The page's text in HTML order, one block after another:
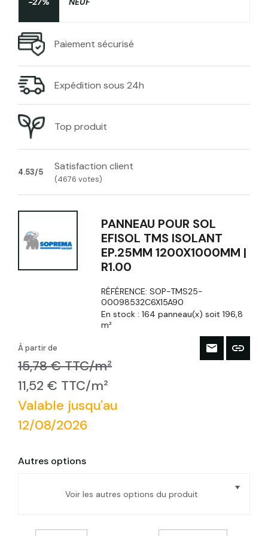
Paiement sécurisé
Expédition sous 24h
Top produit
4.53/5 Satisfaction client
(4676 votes)
PANNEAU POUR SOL
EFISOL TMS ISOLANT
EP.25MM 1200X1000MM |
R1.00
RÉFÉRENCE:SOP-TMS25-
00098532C6X15A90
En stock :164 panneau(x) soit 196,8
m²
À partir de
15,78 € TTC/m²
11,52 € TTC/m²
Valable jusqu'au
12/08/2026
Autres options
Voir les autres options du produit
Panneau pour sol EFISOL TMS isolant